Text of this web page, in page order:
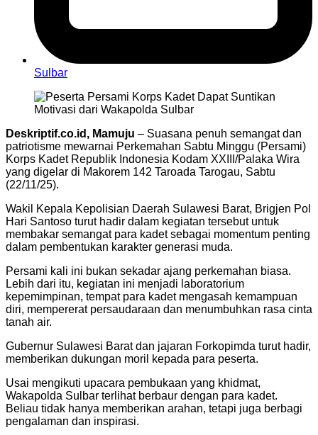
Sulbar
Deskriptif.co.id, Mamuju – Suasana penuh semangat dan
patriotisme mewarnai Perkemahan Sabtu Minggu (Persami)
Korps Kadet Republik Indonesia Kodam XXIII/Palaka Wira
yang digelar di Makorem 142 Taroada Tarogau, Sabtu
(22/11/25).
Wakil Kepala Kepolisian Daerah Sulawesi Barat, Brigjen Pol
Hari Santoso turut hadir dalam kegiatan tersebut untuk
membakar semangat para kadet sebagai momentum penting
dalam pembentukan karakter generasi muda.
Persami kali ini bukan sekadar ajang perkemahan biasa.
Lebih dari itu, kegiatan ini menjadi laboratorium
kepemimpinan, tempat para kadet mengasah kemampuan
diri, mempererat persaudaraan dan menumbuhkan rasa cinta
tanah air.
Gubernur Sulawesi Barat dan jajaran Forkopimda turut hadir,
memberikan dukungan moril kepada para peserta.
Usai mengikuti upacara pembukaan yang khidmat,
Wakapolda Sulbar terlihat berbaur dengan para kadet.
Beliau tidak hanya memberikan arahan, tetapi juga berbagi
pengalaman dan inspirasi.